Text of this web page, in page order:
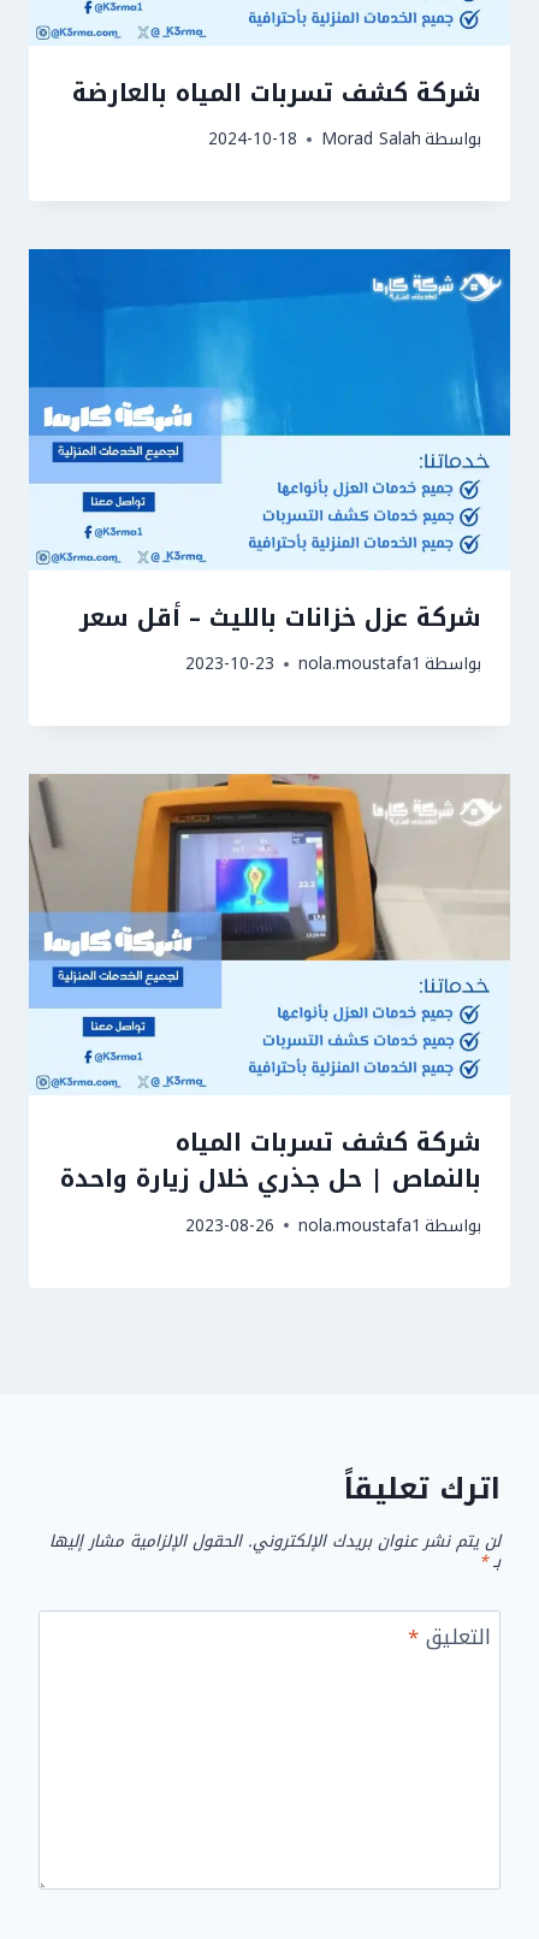
شركة كشف تسربات المياه بالعارضة
بواسطةMorad Salah
2024-10-18
شركة عزل خزانات بالليث – أقل سعر
بواسطة nola.moustafa1
2023-10-23
شركة كشف تسربات المياه
بالنماص | حل جذري خلال زيارة واحدة
بواسطة nola.moustafa1
2023-08-26
اترك تعليقاً
لن يتم نشر عنوان بريدك الإلكتروني. الحقول الإلزامية مشار إليها
بـ*
التعليق*